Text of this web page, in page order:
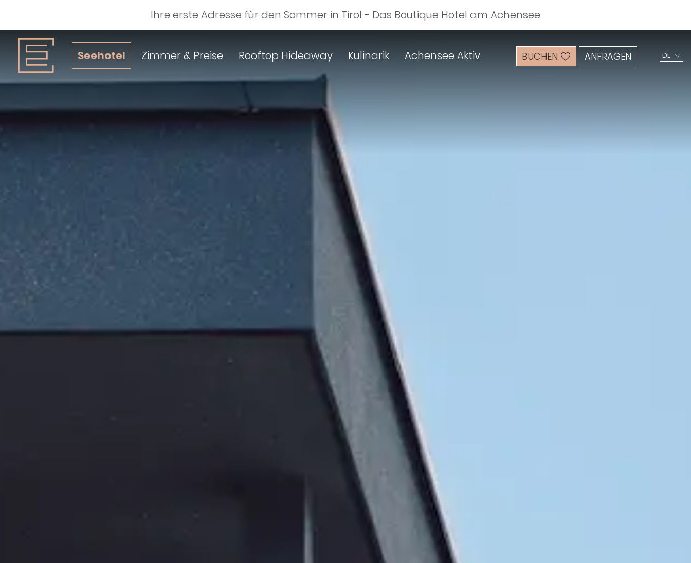
BUCHEN ANFRAGEN DE
Seehotel Zimmer & Preise Rooftop Hideaway Kulinarik Achensee Aktiv
Ihre erste Adresse für den Sommer in Tirol - Das Boutique Hotel am Achensee